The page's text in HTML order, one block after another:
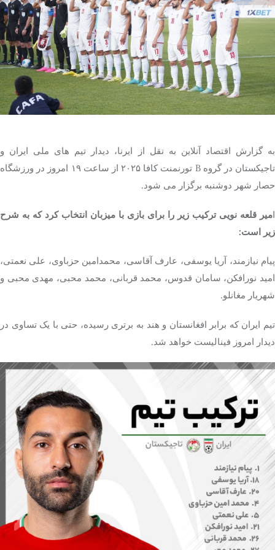
تک کده
پایگاه خبری آبان
خرید موتور ایمپلنت
به گزارش اقتصاد آنلاین به نقل از ایرنا، دیدار تیم های ملی ایران و
تاجیکستان در گروه B تورنمنت کافا ۲۰۲۵ از ساعت ۱۹ امروز در ورزشگاه
حصار شهر دوشنبه برگزار می شود.
امیر قلعه نویی ترکیب زیر را برای بازی با میزبان انتخاب کرد که به شرح
زیر است:
پیام نیازمند، آریا یوسفی، عارف آقاسی، محمدامین حزباوی، علی نعمتی،
امید نورافکن، سامان قدوس، محمد قربانی، محمد محبی، مهدی محبی و
شهریار مغانلو.
تیم ایران که برابر افغانستان و هند به برتری رسیده، حتی با یک تساوی در
دیدار امروز فینالیست خواهد شد.